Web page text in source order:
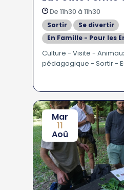
De 11h30 à 11h30
Sortir
Se divertir
En Famille - Pour les
Culture - Visite -
pédagogique - Sortir -
Mar
11
Aoû